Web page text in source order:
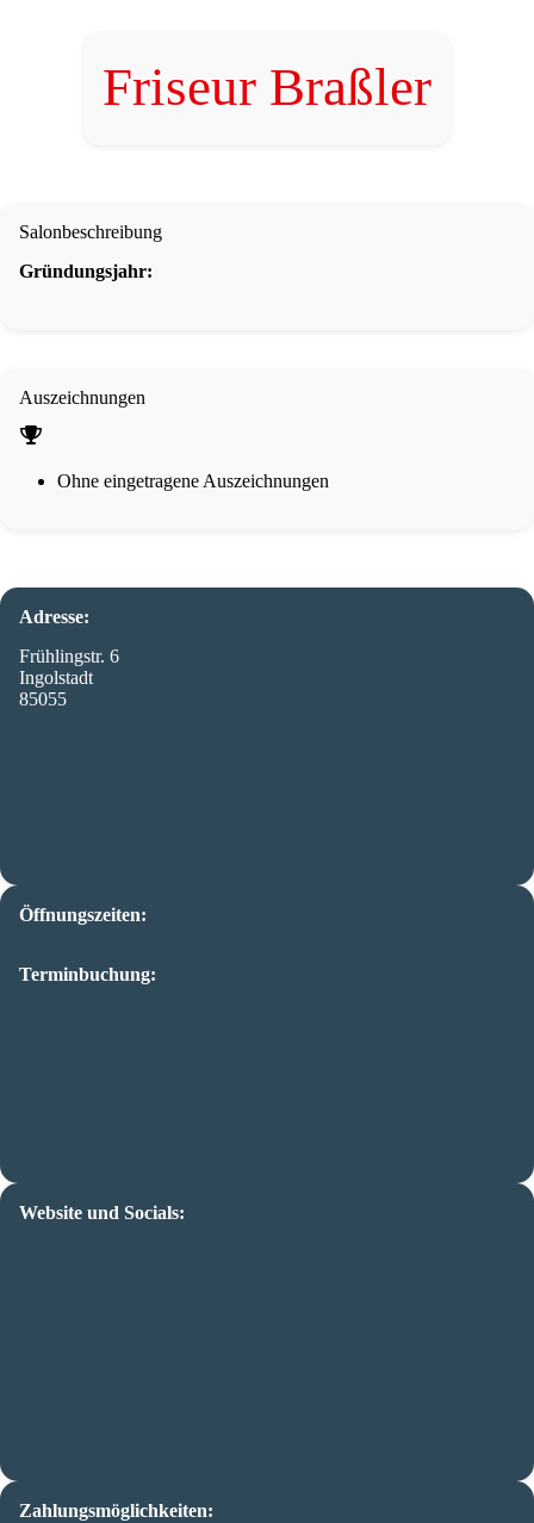
Friseur Braßler
Salonbeschreibung
Gründungsjahr:
Auszeichnungen
Ohne eingetragene Auszeichnungen
Adresse:
Frühlingstr. 6
Ingolstadt
85055
Öffnungszeiten:
Terminbuchung:
Website und Socials:
Zahlungsmöglichkeiten: